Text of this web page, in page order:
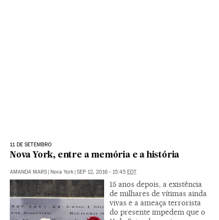
11 DE SETEMBRO
Nova York, entre a memória e a história
AMANDA MARS | Nova York | SEP 12, 2016 - 15:45 EDT
15 anos depois, a existência
de milhares de vítimas ainda
vivas e a ameaça terrorista
do presente impedem que o